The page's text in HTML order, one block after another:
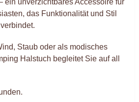
ein unverzichtbares Accessoire für
das Funktionalität und Stil
Staub oder als modisches
Halstuch begleitet Sie auf all